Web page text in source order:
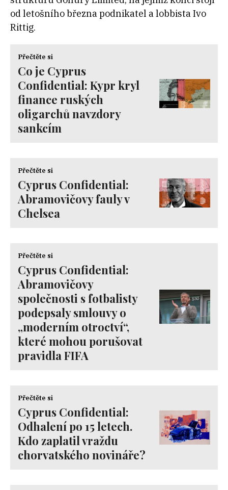
od letošního března podnikatel a lobbista Ivo
Rittig.
Přečtěte si
Co je Cyprus
Confidential: Kypr kryl
finance ruských
oligarchů navzdory
sankcím
Přečtěte si
Cyprus Confidential:
Abramovičovy fauly v
Chelsea
Přečtěte si
Cyprus Confidential:
Abramovičovy
společnosti s fotbalisty
podepsaly smlouvy o
„moderním otroctví“,
které mohou porušovat
pravidla FIFA
Přečtěte si
Cyprus Confidential:
Odhalení po 15 letech.
Kdo zaplatil vraždu
chorvatského novináře?